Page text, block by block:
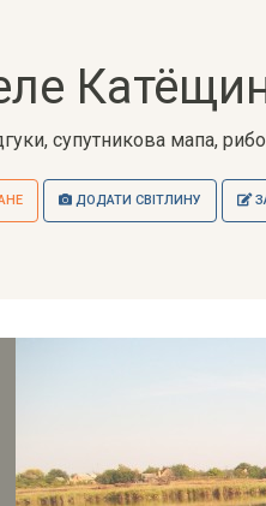
супутникова мапа,
ДОДАТИ СВІТЛИНУ